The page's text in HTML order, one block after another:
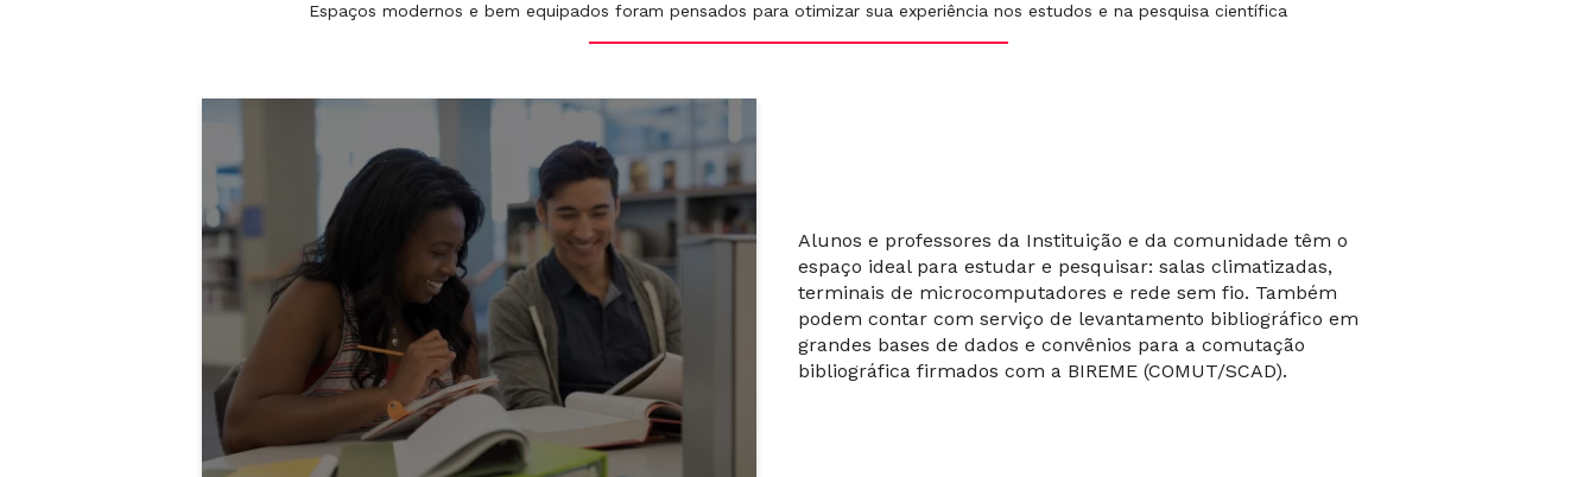
Espaços modernos e bem equipados foram pensados para otimizar sua experiência nos estudos e na pesquisa científica
Alunos e professores da Instituição e da comunidade têm o
espaço ideal para estudar e pesquisar: salas climatizadas,
terminais de microcomputadores e rede sem fio. Também
podem contar com serviço de levantamento bibliográfico em
grandes bases de dados e convênios para a comutação
bibliográfica firmados com a BIREME (COMUT/SCAD).